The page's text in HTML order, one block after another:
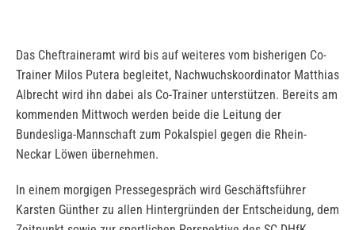
Das Cheftraineramt wird bis auf weiteres vom bisherigen Co-
Trainer Milos Putera begleitet, Nachwuchskoordinator Matthias
Albrecht wird ihn dabei als Co-Trainer unterstützen. Bereits am
kommenden Mittwoch werden beide die Leitung der
Bundesliga-Mannschaft zum Pokalspiel gegen die Rhein-
Neckar Löwen übernehmen.
In einem morgigen Pressegespräch wird Geschäftsführer
Karsten Günther zu allen Hintergründen der Entscheidung, dem